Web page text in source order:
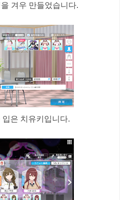
겨우 만들었습니다.
입은 치유키입니다.